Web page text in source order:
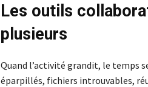
Les outils
plusieurs
Quand l’activité grandit, le temps
éparpillés, fichiers introuvables,